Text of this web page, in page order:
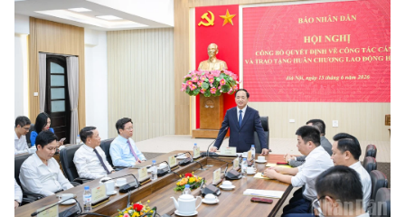
ENGLISH
中文
FRANÇAIS
РУССКИЙ
ESPAÑOL